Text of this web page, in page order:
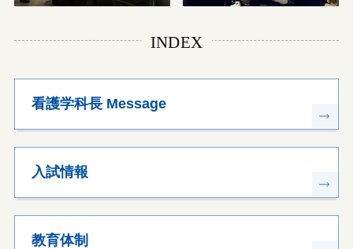
INDEX
看護学科長 Message
入試情報
教育体制